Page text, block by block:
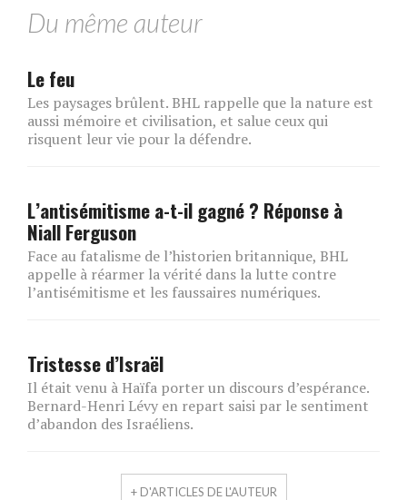
Du même auteur
Le feu
Les paysages brûlent. BHL rappelle que la nature est
aussi mémoire et civilisation, et salue ceux qui
risquent leur vie pour la défendre.
L’antisémitisme a-t-il gagné ? Réponse à
Niall Ferguson
Face au fatalisme de l’historien britannique, BHL
appelle à réarmer la vérité dans la lutte contre
l’antisémitisme et les faussaires numériques.
Tristesse d’Israël
Il était venu à Haïfa porter un discours d’espérance.
Bernard-Henri Lévy en repart saisi par le sentiment
d’abandon des Israéliens.
+ D'ARTICLES DE L'AUTEUR